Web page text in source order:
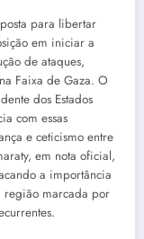
para libertar
em iniciar a
de ataques,
Faixa de Gaza. O
dos Estados
com essas
e ceticismo entre
em nota oficial,
a importância
região marcada por